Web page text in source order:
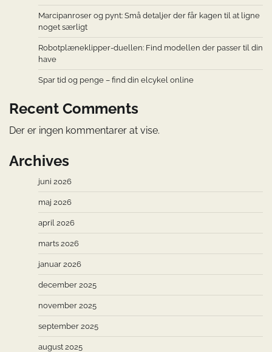
Marcipanroser og pynt: Små detaljer der får kagen til at ligne
noget særligt
Robotplæneklipper-duellen: Find modellen der passer til din
have
Spar tid og penge – find din elcykel online
Recent Comments
Der er ingen kommentarer at vise.
Archives
juni 2026
maj 2026
april 2026
marts 2026
januar 2026
december 2025
november 2025
september 2025
august 2025